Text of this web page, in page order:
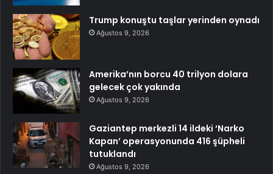
Trump konuştu taşlar yerinden oynadı
Ağustos 9, 2026
Amerika’nın borcu 40 trilyon dolara
gelecek çok yakında
Ağustos 9, 2026
Gaziantep merkezli 14 ildeki ‘Narko
Kapan’ operasyonunda 416 şüpheli
tutuklandı
Ağustos 9, 2026